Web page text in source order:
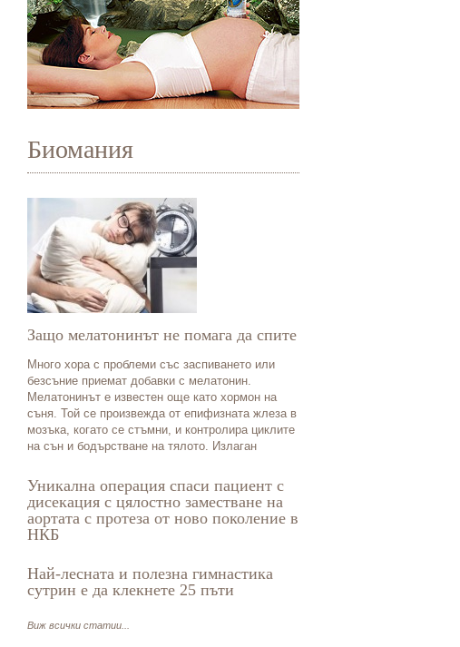
Биомания
Защо мелатонинът не помага да спите
Много хора с проблеми със заспиването или
безсъние приемат добавки с мелатонин.
Мелатонинът е известен още като хормон на
съня. Той се произвежда от епифизната жлеза в
мозъка, когато се стъмни, и контролира циклите
на сън и бодърстване на тялото. Излаган
Уникална операция спаси пациент с
дисекация с цялостно заместване на
аортата с протеза от ново поколение в
НКБ
Най-лесната и полезна гимнастика
сутрин е да клекнете 25 пъти
Виж всички статии...